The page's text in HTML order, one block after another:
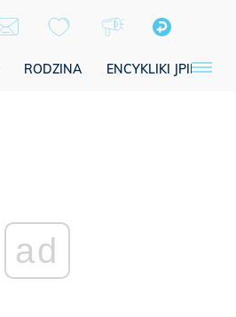
RODZINA ENCYKLIKI JPII
ad